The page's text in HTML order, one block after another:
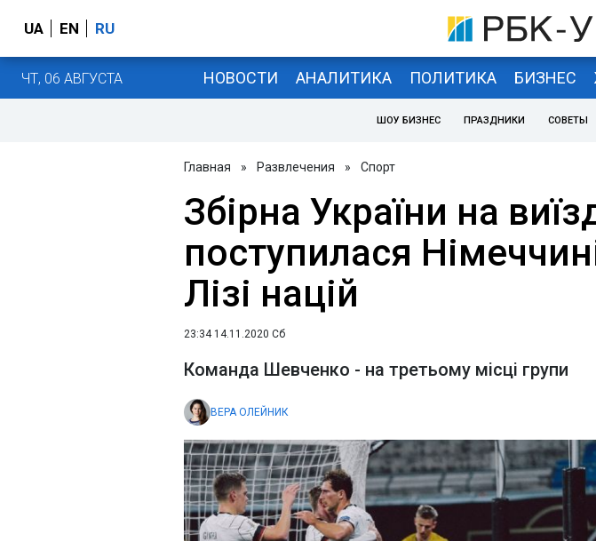
UA EN RU
ЧТ, 06 АВГУСТА НОВОСТИ АНАЛИТИКА ПОЛИТИКА БИЗНЕС
ШОУ БИЗНЕС ПРАЗДНИКИ СОВЕТЫ
Главная » Развлечения » Спорт
Збірна України на
поступилася
Лізі націй
23:34 14.11.2020 Сб
Команда Шевченко - на третьому місці групи
ВЕРА ОЛЕЙНИК